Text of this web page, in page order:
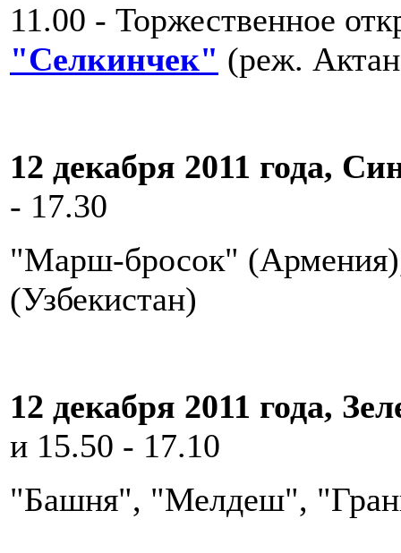
11.00 - Торжественное
"Селкинчек" (реж.
12 декабря 2011 года,
- 17.30
"Марш-бросок"
(Узбекистан)
12 декабря 2011 года,
и 15.50 - 17.10
"Башня", "Мелдеш",